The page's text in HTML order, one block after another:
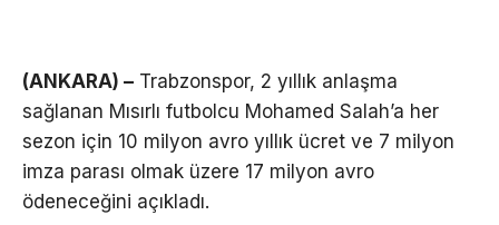
(ANKARA) – Trabzonspor, 2 yıllık anlaşma
sağlanan Mısırlı futbolcu Mohamed Salah’a her
sezon için 10 milyon avro yıllık ücret ve 7 milyon
imza parası olmak üzere 17 milyon avro
ödeneceğini açıkladı.